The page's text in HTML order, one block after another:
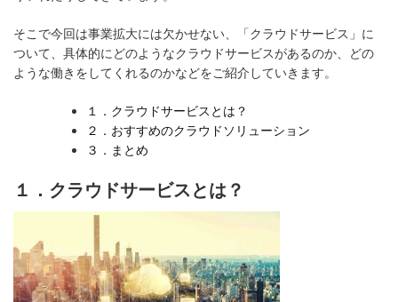
そこで今回は事業拡大には欠かせない、「クラウドサービス」に
ついて、具体的にどのようなクラウドサービスがあるのか、どの
ような働きをしてくれるのかなどをご紹介していきます。
１．クラウドサービスとは？
２．おすすめのクラウドソリューション
３．まとめ
１．クラウドサービスとは？